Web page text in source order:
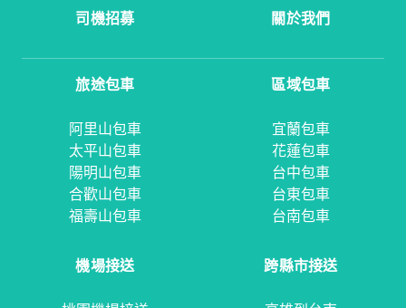
司機招募
關於我們
旅途包車
阿里山包車
太平山包車
陽明山包車
合歡山包車
福壽山包車
區域包車
宜蘭包車
花蓮包車
台中包車
台東包車
台南包車
機場接送 跨縣市接送